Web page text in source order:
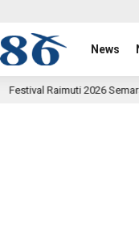
News
Satukan Budaya Bahari